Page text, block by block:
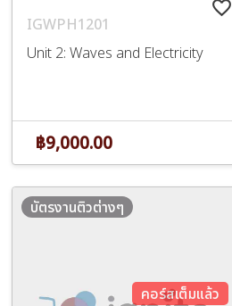
favorite_border
IGWPH1201
Unit 2: Waves and Electricity
฿9,000.00
คอร์สเต็มแล้ว
บัตรงานติวต่างๆ